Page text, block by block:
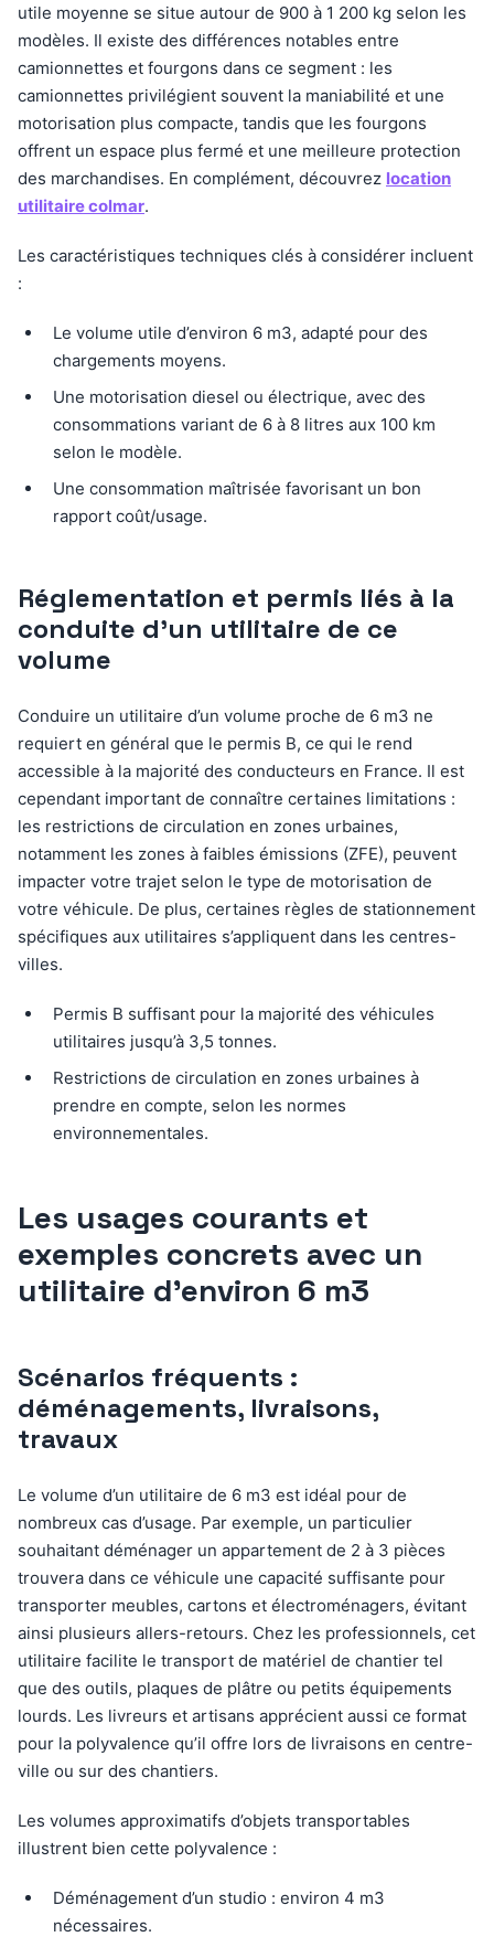
utile moyenne se situe autour de 900 à 1 200 kg selon les
modèles. Il existe des différences notables entre
camionnettes et fourgons dans ce segment : les
camionnettes privilégient souvent la maniabilité et une
motorisation plus compacte, tandis que les fourgons
offrent un espace plus fermé et une meilleure protection
des marchandises. En complément, découvrez location
utilitaire colmar.
Les caractéristiques techniques clés à considérer incluent
:
Le volume utile d’environ 6 m3, adapté pour des
chargements moyens.
Une motorisation diesel ou électrique, avec des
consommations variant de 6 à 8 litres aux 100 km
selon le modèle.
Une consommation maîtrisée favorisant un bon
rapport coût/usage.
Réglementation et permis liés à la
conduite d’un utilitaire de ce
volume
Conduire un utilitaire d’un volume proche de 6 m3 ne
requiert en général que le permis B, ce qui le rend
accessible à la majorité des conducteurs en France. Il est
cependant important de connaître certaines limitations :
les restrictions de circulation en zones urbaines,
notamment les zones à faibles émissions (ZFE), peuvent
impacter votre trajet selon le type de motorisation de
votre véhicule. De plus, certaines règles de stationnement
spécifiques aux utilitaires s’appliquent dans les centres-
villes.
Permis B suffisant pour la majorité des véhicules
utilitaires jusqu’à 3,5 tonnes.
Restrictions de circulation en zones urbaines à
prendre en compte, selon les normes
environnementales.
Les usages courants et
exemples concrets avec un
utilitaire d’environ 6 m3
Scénarios fréquents :
déménagements, livraisons,
travaux
Le volume d’un utilitaire de 6 m3 est idéal pour de
nombreux cas d’usage. Par exemple, un particulier
souhaitant déménager un appartement de 2 à 3 pièces
trouvera dans ce véhicule une capacité suffisante pour
transporter meubles, cartons et électroménagers, évitant
ainsi plusieurs allers-retours. Chez les professionnels, cet
utilitaire facilite le transport de matériel de chantier tel
que des outils, plaques de plâtre ou petits équipements
lourds. Les livreurs et artisans apprécient aussi ce format
pour la polyvalence qu’il offre lors de livraisons en centre-
ville ou sur des chantiers.
Les volumes approximatifs d’objets transportables
illustrent bien cette polyvalence :
Déménagement d’un studio : environ 4 m3
nécessaires.